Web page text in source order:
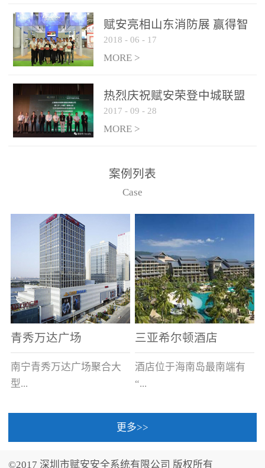
现火焰的跟踪和识别。能
更早的进行预警，达到早
报早防的效果。 系统构
成示意图： 图像型火灾
和监控端两大部分组成。
两者之间通过以太网相
联，一台监控主机最多可
从监控主机上获取，最多
只能接6台，超过的需从现
赋安亮相山东消防展 赢得智
慧消防新荣耀
2018 - 06 - 17
MORE >
热烈庆祝赋安荣登中城联盟
联合采购战略合作平台
2017 - 09 - 28
MORE >
案例列表
Case
青秀万达广场
南宁青秀万达广场聚合大
型...
三亚希尔顿酒店
酒店位于海南岛最南端有
“...
中国的海岛天堂”之美称的
更多>>
©2017 深圳市赋安安全系统有限公司 版权所有